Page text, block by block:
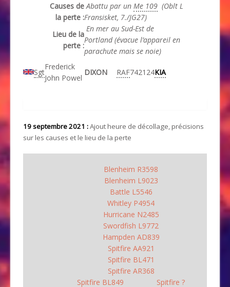
Causes de
la perte :
Abattu par un Me 109 (Oblt L
Fransisket, 7./JG27)
Lieu de la
perte :
En mer au Sud-Est de
Portland (évacue l’appareil en
parachute mais se noie)
Sgt
Frederick
John Powel
DIXON RAF742124KIA
19 septembre 2021 :Ajout heure de décollage, précisions
sur les causes et le lieu de la perte
Blenheim R3598
Blenheim L9023
Battle L5546
Whitley P4954
Hurricane N2485
Swordfish L9772
Hampden AD839
Spitfire AA921
Spitfire BL471
Spitfire AR368
Spitfire BL849
Spitfire ?